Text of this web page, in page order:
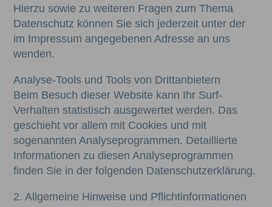
Hierzu sowie zu weiteren Fragen zum Thema
Datenschutz können Sie sich jederzeit unter der
im Impressum angegebenen Adresse an uns
wenden.
Analyse-Tools und Tools von Drittanbietern
Beim Besuch dieser Website kann Ihr Surf-
Verhalten statistisch ausgewertet werden. Das
geschieht vor allem mit Cookies und mit
sogenannten Analyseprogrammen. Detaillierte
Informationen zu diesen Analyseprogrammen
finden Sie in der folgenden Datenschutzerklärung.
2. Allgemeine Hinweise und Pflichtinformationen